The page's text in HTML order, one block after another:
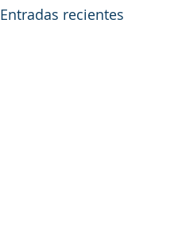
Entradas recientes